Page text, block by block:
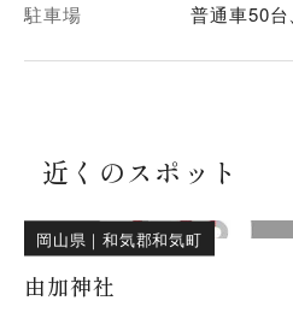
駐車場 普通車50
近くのスポット
岡山県 ｜和気郡和気町
由加神社